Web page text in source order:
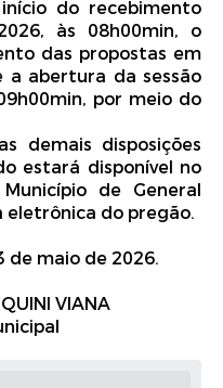
observados os prazos
convocatório.
2021, Decreto
Federal n.º
n.º 123/2006 e demais
e os demais atos
à publicação, serão
do Município, no sítio
General Salgado/SP e
conforme previsto
de 2026.
do recebimento
às 08h00min, o
das propostas em
a abertura da sessão
por meio do
demais disposições
estará disponível no
de General
eletrônica do pregão.
de maio de 2026.
VIANA